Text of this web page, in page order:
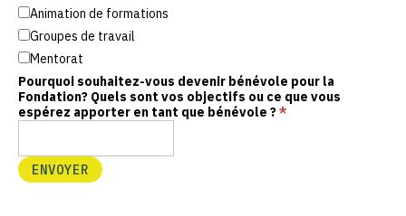
Animation de formations
Groupes de travail
Mentorat
Pourquoi souhaitez-vous devenir bénévole pour la
Fondation? Quels sont vos objectifs ou ce que vous
espérez apporter en tant que bénévole ?*
ENVOYER